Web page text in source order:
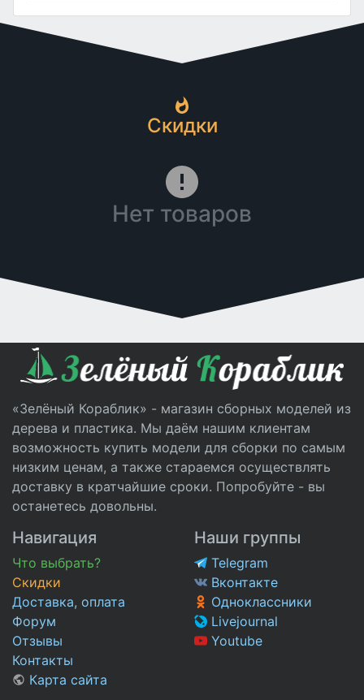
Скидки
Нет товаров
«Зелёный Кораблик» - магазин сборных моделей из
дерева и пластика. Мы даём нашим клиентам
возможность купить модели для сборки по самым
низким ценам, а также стараемся осуществлять
доставку в кратчайшие сроки. Попробуйте - вы
останетесь довольны.
Навигация
Что выбрать?
Скидки
Доставка, оплата
Форум
Отзывы
Контакты
Карта сайта
Наши группы
Telegram
Вконтакте
Одноклассники
Livejournal
Youtube